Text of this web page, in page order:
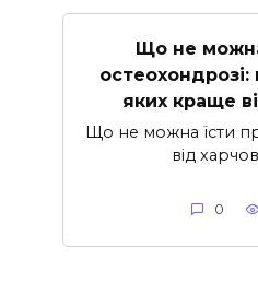
Що не
остеохондрозі:
яких краще
Що не можна їсти
від
0